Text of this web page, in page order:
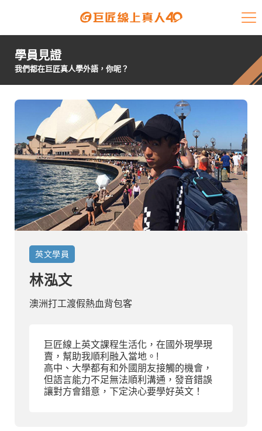
課程介紹
開課查詢
師資陣容
學員故事
免費資源
企業客戶
就業輔導
部落格
學員見證
我們都在巨匠真人學外語，你呢？
英文學員
林泓文
澳洲打工渡假熱血背包客
巨匠線上英文課程生活化，在國外現學現
賣，幫助我順利融入當地。!
高中、大學都有和外國朋友接觸的機會，
但語言能力不足無法順利溝通，發音錯誤
讓對方會錯意，下定決心要學好英文！